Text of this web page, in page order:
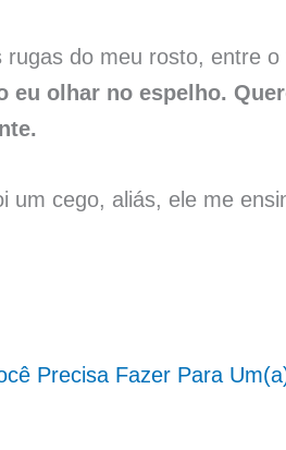
do meu rosto, entre
eu olhar no espelho.
um cego, aliás, ele me
Precisa Fazer Para